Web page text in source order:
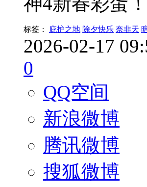
标签： 庇护之地 除夕快乐 奈非天
2026-02-17
0
QQ空间
新浪微博
腾讯微博
搜狐微博